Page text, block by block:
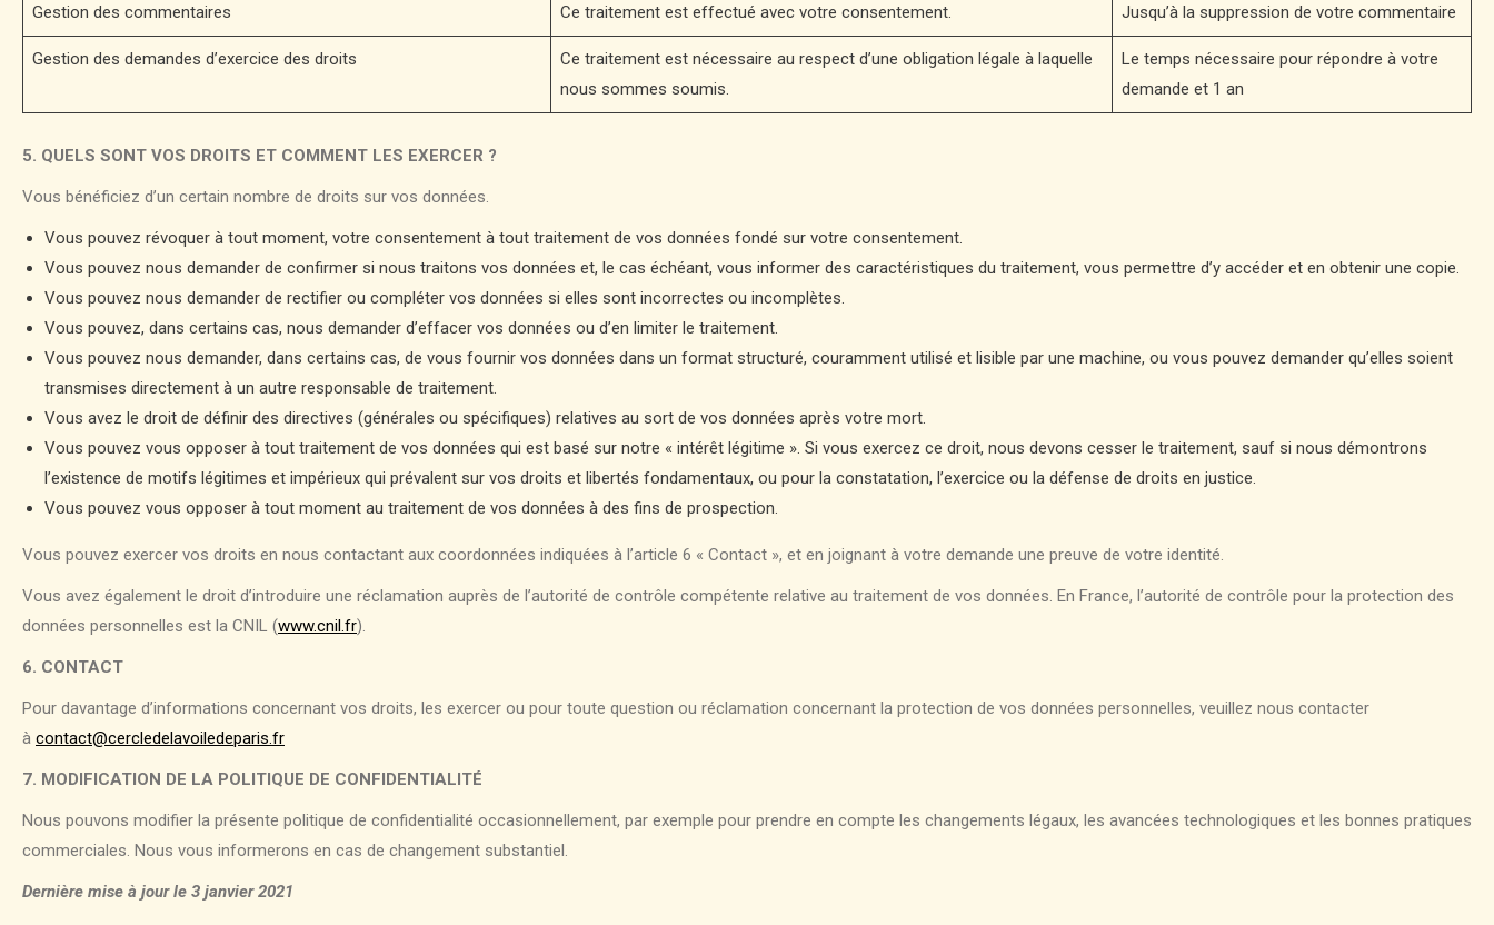
Gestion des commentaires Ce traitement est effectué avec votre consentement. Jusqu’à la suppression de votre commentaire
Gestion des demandes d’exercice des droits
Ce traitement est nécessaire au respect d’une obligation légale à laquelle
nous sommes soumis.
Le temps nécessaire pour répondre à votre
demande et 1 an
5. QUELS SONT VOS DROITS ET COMMENT LES EXERCER ?
Vous bénéficiez d’un certain nombre de droits sur vos données.
Vous pouvez révoquer à tout moment, votre consentement à tout traitement de vos données fondé sur votre consentement.
Vous pouvez nous demander de confirmer si nous traitons vos données et, le cas échéant, vous informer des caractéristiques du traitement, vous permettre d’y accéder et en obtenir une copie.
Vous pouvez nous demander de rectifier ou compléter vos données si elles sont incorrectes ou incomplètes.
Vous pouvez, dans certains cas, nous demander d’effacer vos données ou d’en limiter le traitement.
Vous pouvez nous demander, dans certains cas, de vous fournir vos données dans un format structuré, couramment utilisé et lisible par une machine, ou vous pouvez demander qu’elles soient
transmises directement à un autre responsable de traitement.
Vous avez le droit de définir des directives (générales ou spécifiques) relatives au sort de vos données après votre mort.
Vous pouvez vous opposer à tout traitement de vos données qui est basé sur notre « intérêt légitime ». Si vous exercez ce droit, nous devons cesser le traitement, sauf si nous démontrons
l’existence de motifs légitimes et impérieux qui prévalent sur vos droits et libertés fondamentaux, ou pour la constatation, l’exercice ou la défense de droits en justice.
Vous pouvez vous opposer à tout moment au traitement de vos données à des fins de prospection.
Vous pouvez exercer vos droits en nous contactant aux coordonnées indiquées à l’article 6 « Contact », et en joignant à votre demande une preuve de votre identité.
Vous avez également le droit d’introduire une réclamation auprès de l’autorité de contrôle compétente relative au traitement de vos données. En France, l’autorité de contrôle pour la protection des
données personnelles est la CNIL (www.cnil.fr).
6. CONTACT
Pour davantage d’informations concernant vos droits, les exercer ou pour toute question ou réclamation concernant la protection de vos données personnelles, veuillez nous contacter
à contact@cercledelavoiledeparis.fr
7. MODIFICATION DE LA POLITIQUE DE CONFIDENTIALITÉ
Nous pouvons modifier la présente politique de confidentialité occasionnellement, par exemple pour prendre en compte les changements légaux, les avancées technologiques et les bonnes pratiques
commerciales. Nous vous informerons en cas de changement substantiel.
Dernière mise à jour le 3 janvier 2021